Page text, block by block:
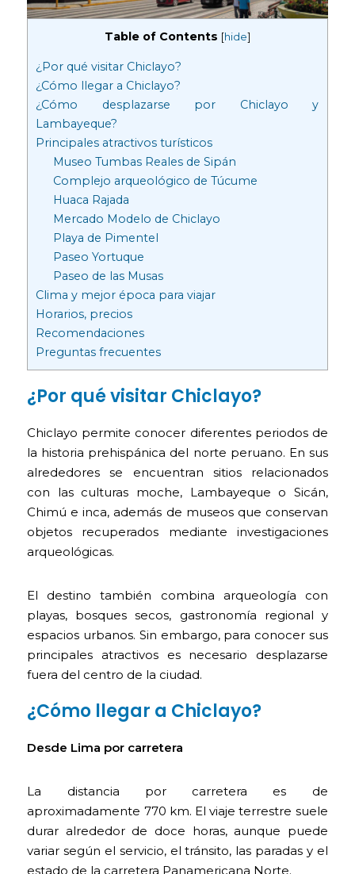
Table of Contents [hide]
¿Por qué visitar Chiclayo?
¿Cómo llegar a Chiclayo?
¿Cómo desplazarse por Chiclayo y
Lambayeque?
Principales atractivos turísticos
Museo Tumbas Reales de Sipán
Complejo arqueológico de Túcume
Huaca Rajada
Mercado Modelo de Chiclayo
Playa de Pimentel
Paseo Yortuque
Paseo de las Musas
Clima y mejor época para viajar
Horarios, precios
Recomendaciones
Preguntas frecuentes
¿Por qué visitar Chiclayo?
Chiclayo permite conocer diferentes periodos de
la historia prehispánica del norte peruano. En sus
alrededores se encuentran sitios relacionados
con las culturas moche, Lambayeque o Sicán,
Chimú e inca, además de museos que conservan
objetos recuperados mediante investigaciones
arqueológicas.
El destino también combina arqueología con
playas, bosques secos, gastronomía regional y
espacios urbanos. Sin embargo, para conocer sus
principales atractivos es necesario desplazarse
fuera del centro de la ciudad.
¿Cómo llegar a Chiclayo?
Desde Lima por carretera
La distancia por carretera es de
aproximadamente 770 km. El viaje terrestre suele
durar alrededor de doce horas, aunque puede
variar según el servicio, el tránsito, las paradas y el
estado de la carretera Panamericana Norte.